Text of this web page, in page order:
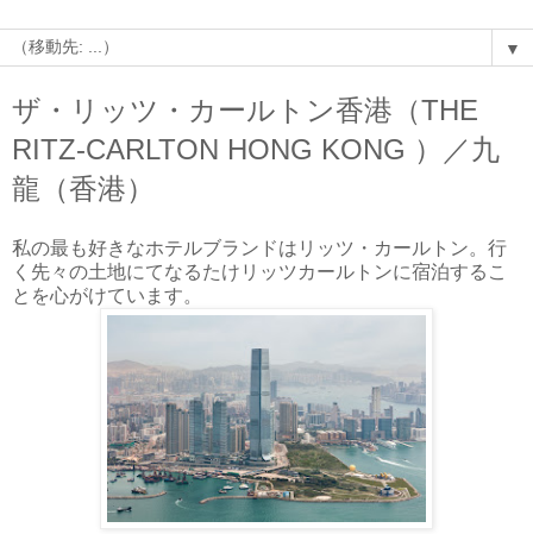
▼
ザ・リッツ・カールトン香港（THE
RITZ-CARLTON HONG KONG ）／九
龍（香港）
私の最も好きなホテルブランドはリッツ・カールトン。行
く先々の土地にてなるたけリッツカールトンに宿泊するこ
とを心がけています。